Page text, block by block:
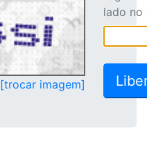
[trocar imagem]
lado no